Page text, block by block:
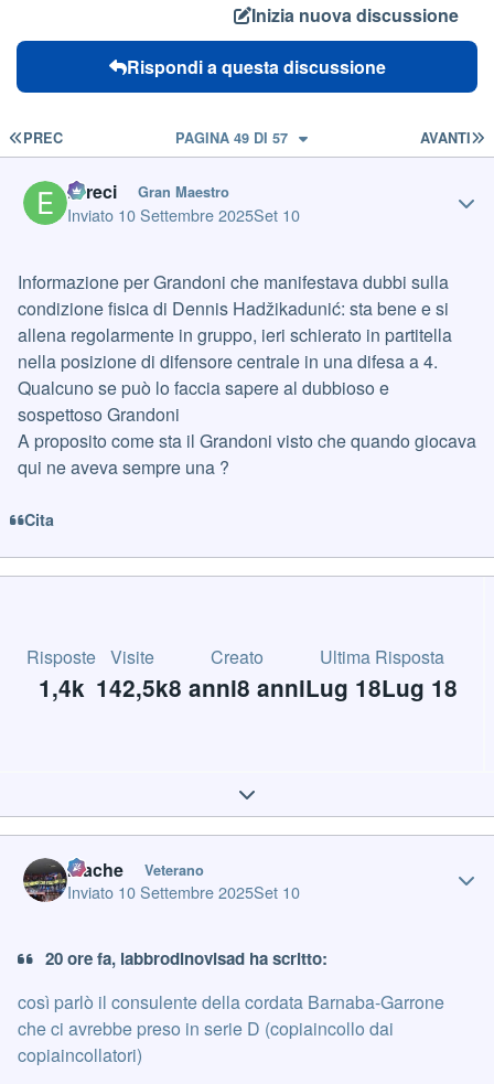
Inizia nuova discussione
Rispondi a questa discussione
PRIMA PAGINA
PREC AVANTI
PAGINA 49 DI 57
Erreci Gran Maestro
Inviato 10 Settembre 2025Set 10
Informazione per Grandoni che manifestava dubbi sulla
condizione fisica di Dennis Hadžikadunić: sta bene e si
allena regolarmente in gruppo, ieri schierato in partitella
nella posizione di difensore centrale in una difesa a 4.
Qualcuno se può lo faccia sapere al dubbioso e
sospettoso Grandoni
A proposito come sta il Grandoni visto che quando giocava
qui ne aveva sempre una ?
Cita
Risposte
1,4k
Visite
142,5k
Creato
8 anni8 anni
Ultima Risposta
Lug 18Lug 18
Expand topic overview
mache Veterano
Inviato 10 Settembre 2025Set 10
20 ore fa, labbrodinovisad ha scritto:
così parlò il consulente della cordata Barnaba-Garrone
che ci avrebbe preso in serie D (copiaincollo dai
copiaincollatori)